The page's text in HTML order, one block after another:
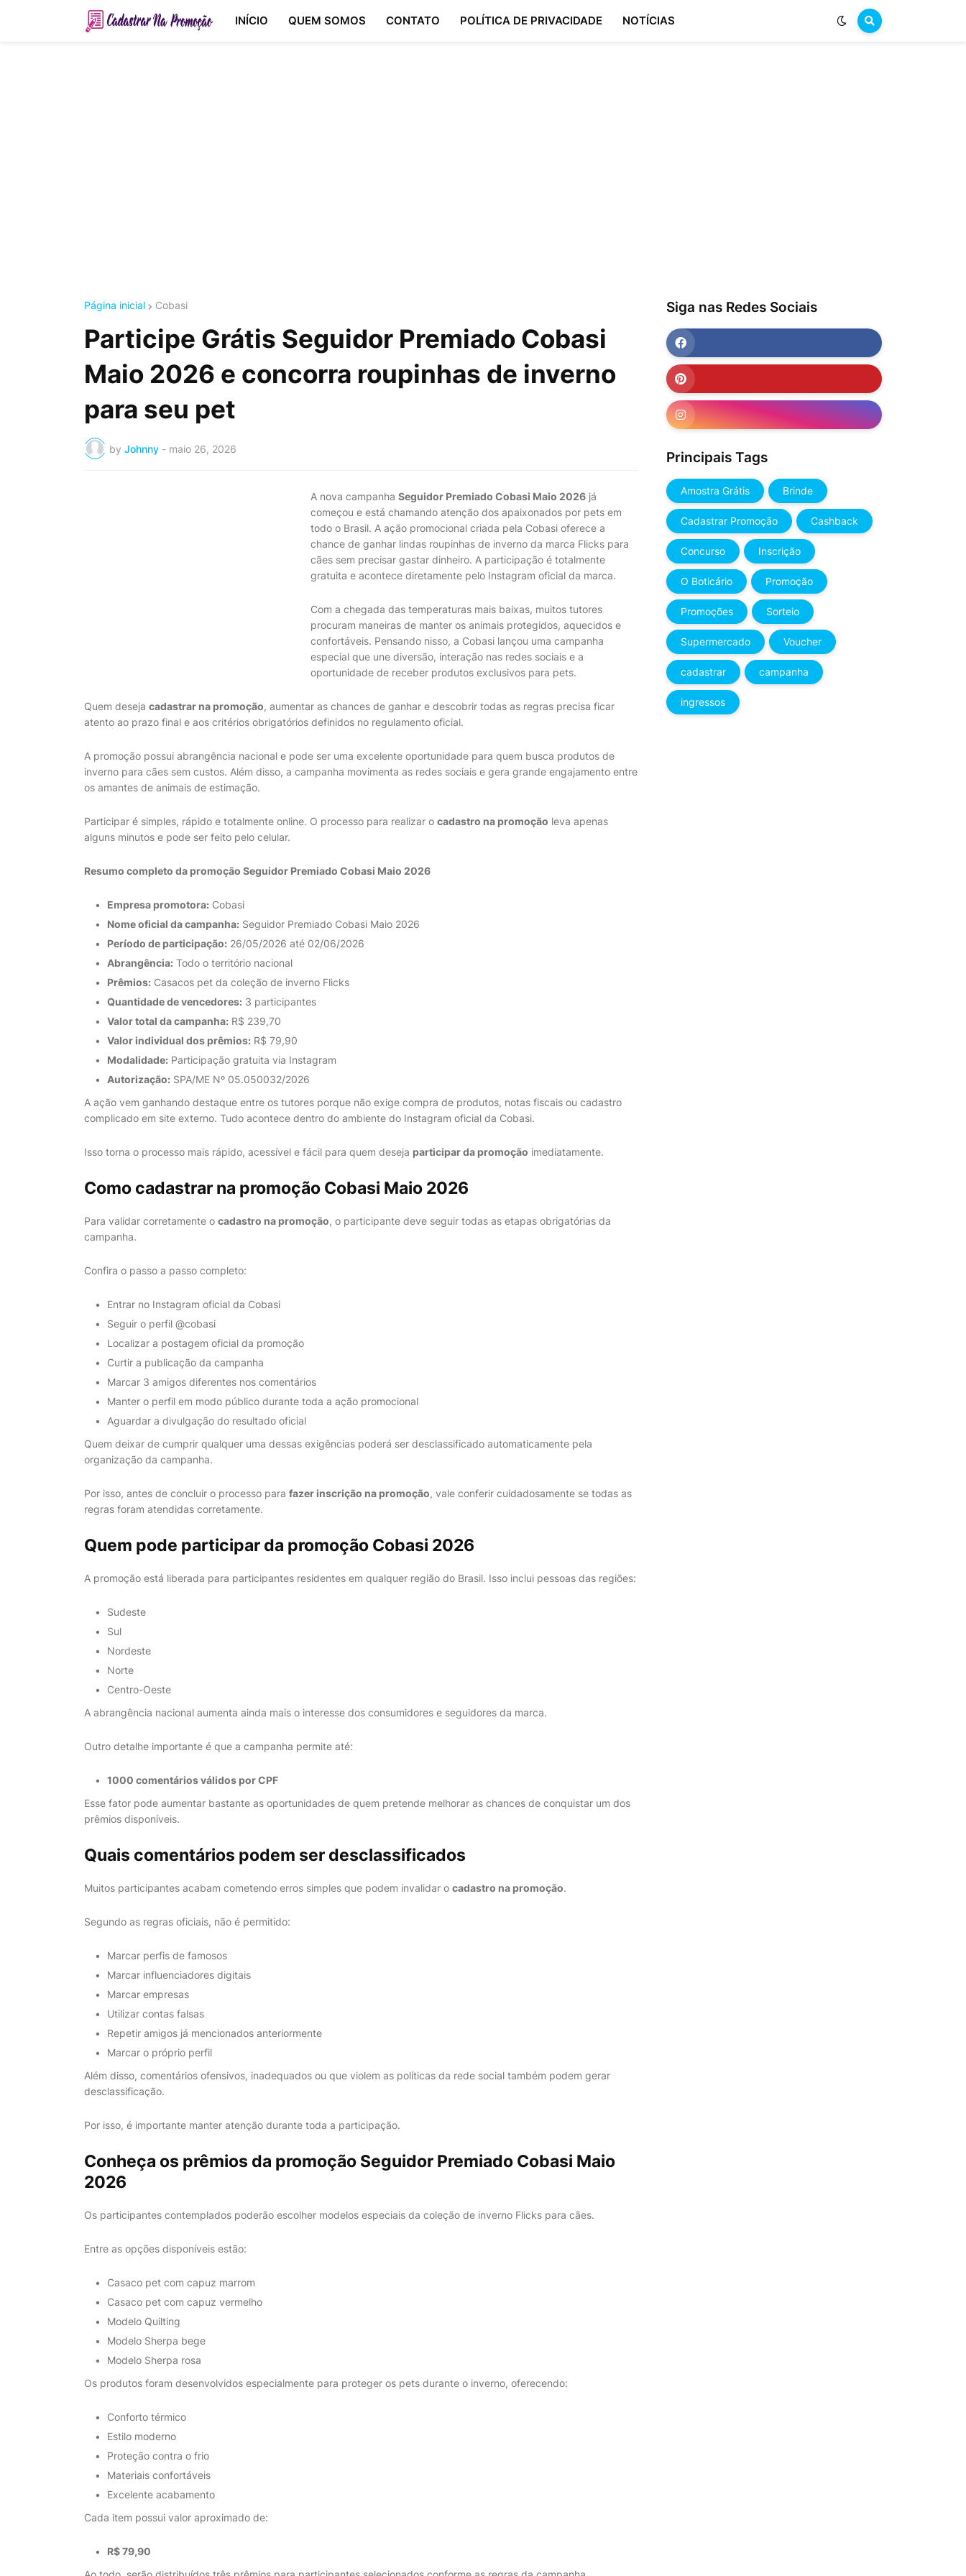
INÍCIO QUEM SOMOS CONTATO POLÍTICA DE PRIVACIDADE NOTÍCIAS
Página inicial Cobasi
Participe Grátis Seguidor Premiado Cobasi
Maio 2026 e concorra roupinhas de inverno
para seu pet
by Johnny - maio 26, 2026
A nova campanha Seguidor Premiado Cobasi Maio 2026 já
começou e está chamando atenção dos apaixonados por pets em
todo o Brasil. A ação promocional criada pela Cobasi oferece a
chance de ganhar lindas roupinhas de inverno da marca Flicks para
cães sem precisar gastar dinheiro. A participação é totalmente
gratuita e acontece diretamente pelo Instagram oficial da marca.
Com a chegada das temperaturas mais baixas, muitos tutores
procuram maneiras de manter os animais protegidos, aquecidos e
confortáveis. Pensando nisso, a Cobasi lançou uma campanha
especial que une diversão, interação nas redes sociais e a
oportunidade de receber produtos exclusivos para pets.
Quem deseja cadastrar na promoção, aumentar as chances de ganhar e descobrir todas as regras precisa ficar
atento ao prazo final e aos critérios obrigatórios definidos no regulamento oficial.
A promoção possui abrangência nacional e pode ser uma excelente oportunidade para quem busca produtos de
inverno para cães sem custos. Além disso, a campanha movimenta as redes sociais e gera grande engajamento entre
os amantes de animais de estimação.
Participar é simples, rápido e totalmente online. O processo para realizar o cadastro na promoção leva apenas
alguns minutos e pode ser feito pelo celular.
Resumo completo da promoção Seguidor Premiado Cobasi Maio 2026
Empresa promotora: Cobasi
Nome oficial da campanha: Seguidor Premiado Cobasi Maio 2026
Período de participação: 26/05/2026 até 02/06/2026
Abrangência: Todo o território nacional
Prêmios: Casacos pet da coleção de inverno Flicks
Quantidade de vencedores: 3 participantes
Valor total da campanha: R$ 239,70
Valor individual dos prêmios: R$ 79,90
Modalidade: Participação gratuita via Instagram
Autorização: SPA/ME Nº 05.050032/2026
A ação vem ganhando destaque entre os tutores porque não exige compra de produtos, notas fiscais ou cadastro
complicado em site externo. Tudo acontece dentro do ambiente do Instagram oficial da Cobasi.
Isso torna o processo mais rápido, acessível e fácil para quem deseja participar da promoção imediatamente.
Como cadastrar na promoção Cobasi Maio 2026
Para validar corretamente o cadastro na promoção, o participante deve seguir todas as etapas obrigatórias da
campanha.
Confira o passo a passo completo:
Entrar no Instagram oficial da Cobasi
Seguir o perfil @cobasi
Localizar a postagem oficial da promoção
Curtir a publicação da campanha
Marcar 3 amigos diferentes nos comentários
Manter o perfil em modo público durante toda a ação promocional
Aguardar a divulgação do resultado oficial
Quem deixar de cumprir qualquer uma dessas exigências poderá ser desclassificado automaticamente pela
organização da campanha.
Por isso, antes de concluir o processo para fazer inscrição na promoção, vale conferir cuidadosamente se todas as
regras foram atendidas corretamente.
Quem pode participar da promoção Cobasi 2026
A promoção está liberada para participantes residentes em qualquer região do Brasil. Isso inclui pessoas das regiões:
Sudeste
Sul
Nordeste
Norte
Centro-Oeste
A abrangência nacional aumenta ainda mais o interesse dos consumidores e seguidores da marca.
Outro detalhe importante é que a campanha permite até:
1000 comentários válidos por CPF
Esse fator pode aumentar bastante as oportunidades de quem pretende melhorar as chances de conquistar um dos
prêmios disponíveis.
Quais comentários podem ser desclassificados
Muitos participantes acabam cometendo erros simples que podem invalidar o cadastro na promoção.
Segundo as regras oficiais, não é permitido:
Marcar perfis de famosos
Marcar influenciadores digitais
Marcar empresas
Utilizar contas falsas
Repetir amigos já mencionados anteriormente
Marcar o próprio perfil
Além disso, comentários ofensivos, inadequados ou que violem as políticas da rede social também podem gerar
desclassificação.
Por isso, é importante manter atenção durante toda a participação.
Conheça os prêmios da promoção Seguidor Premiado Cobasi Maio
2026
Os participantes contemplados poderão escolher modelos especiais da coleção de inverno Flicks para cães.
Entre as opções disponíveis estão:
Casaco pet com capuz marrom
Casaco pet com capuz vermelho
Modelo Quilting
Modelo Sherpa bege
Modelo Sherpa rosa
Os produtos foram desenvolvidos especialmente para proteger os pets durante o inverno, oferecendo:
Conforto térmico
Estilo moderno
Proteção contra o frio
Materiais confortáveis
Excelente acabamento
Cada item possui valor aproximado de:
R$ 79,90
Siga nas Redes Sociais
Principais Tags
Amostra Grátis Brinde
Cadastrar Promoção Cashback
Concurso Inscrição
O Boticário Promoção
Promoções Sorteio
Supermercado Voucher
cadastrar campanha
ingressos